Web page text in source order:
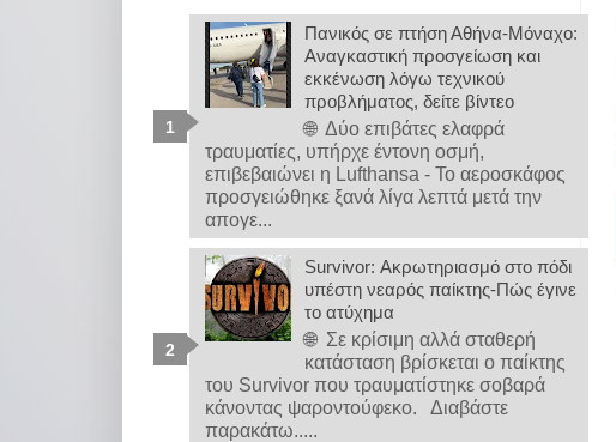
Πανικός σε πτήση Αθήνα-Μόναχο:
Αναγκαστική προσγείωση και
εκκένωση λόγω τεχνικού
προβλήματος, δείτε βίντεο
🌐 Δύο επιβάτες ελαφρά
τραυματίες, υπήρχε έντονη οσμή,
επιβεβαιώνει η Lufthansa - Το αεροσκάφος
προσγειώθηκε ξανά λίγα λεπτά μετά την
απογε...
Survivor: Ακρωτηριασμό στο πόδι
υπέστη νεαρός παίκτης-Πώς έγινε
το ατύχημα
🌐 Σε κρίσιμη αλλά σταθερή
κατάσταση βρίσκεται ο παίκτης
του Survivor που τραυματίστηκε σοβαρά
κάνοντας ψαροντούφεκο. Διαβάστε
παρακάτω.....